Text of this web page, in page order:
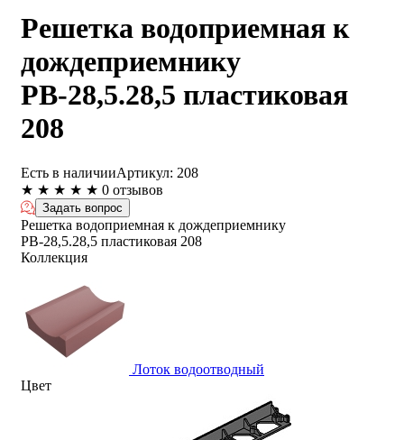
Решетка водоприемная к
дождеприемнику
РВ-28,5.28,5 пластиковая
208
Есть в наличииАртикул: 208
★ ★ ★ ★ ★ 0 отзывов
Задать вопрос
Решетка водоприемная к дождеприемнику
РВ-28,5.28,5 пластиковая 208
Коллекция
Лоток водоотводный
Цвет